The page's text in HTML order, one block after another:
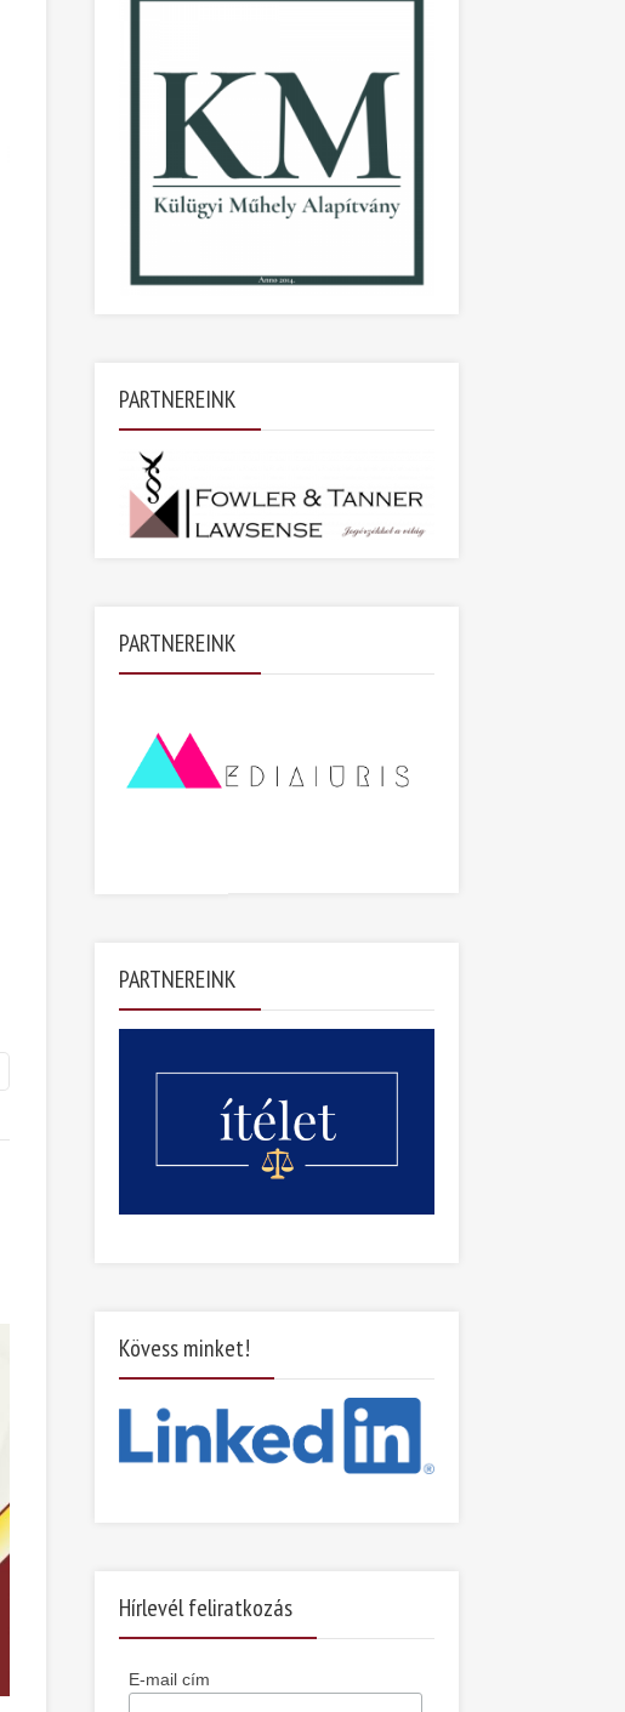
PARTNEREINK
PARTNEREINK
PARTNEREINK
Kövess minket!
Hírlevél feliratkozás
E-mail cím